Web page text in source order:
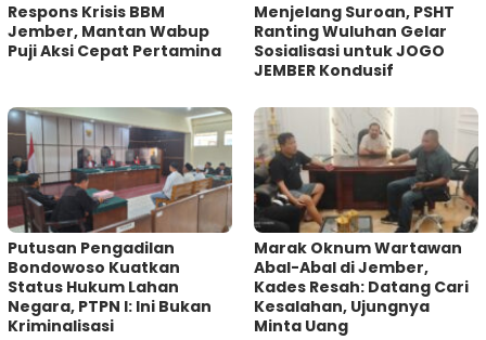
Respons Krisis BBM
Jember, Mantan Wabup
Puji Aksi Cepat Pertamina
Menjelang Suroan, PSHT
Ranting Wuluhan Gelar
Sosialisasi untuk JOGO
JEMBER Kondusif
Putusan Pengadilan
Bondowoso Kuatkan
Status Hukum Lahan
Negara, PTPN I: Ini Bukan
Kriminalisasi
Marak Oknum Wartawan
Abal-Abal di Jember,
Kades Resah: Datang Cari
Kesalahan, Ujungnya
Minta Uang